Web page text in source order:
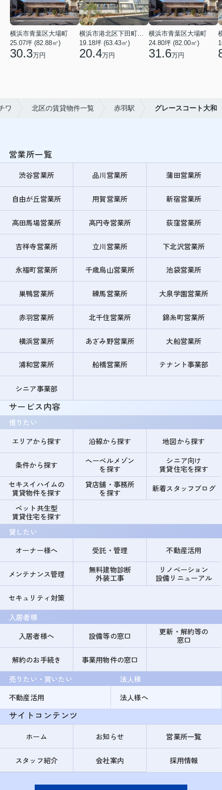
横浜市青葉区大場町
25.07坪 (82.88㎡)
30.3万円
19.18坪 (63.43㎡)
20.4万円
横浜市青葉区大場町
24.80坪 (82.00㎡)
31.6万円
ワ 北区の賃貸物件一覧 赤羽駅 グレースコート大和
営業所一覧
渋谷営業所 品川営業所 蒲田営業所
自由が丘営業所 用賀営業所 新宿営業所
高田馬場営業所 高円寺営業所 荻窪営業所
吉祥寺営業所 立川営業所 下北沢営業所
永福町営業所 千歳烏山営業所 池袋営業所
巣鴨営業所 練馬営業所 大泉学園営業所
赤羽営業所 北千住営業所 錦糸町営業所
横浜営業所 あざみ野営業所 大船営業所
浦和営業所 船橋営業所 テナント事業部
シニア事業部
サービス内容
借りたい
エリアから探す
沿線から探す 地図から探す
条件から探す
ヘーベルメゾン
を探す
シニア向け
賃貸住宅を探す
セキスイハイムの
賃貸物件を探す
貸店舗・事務所
を探す
新着スタッフブログ
ペット共生型
賃貸住宅を探す
貸したい
オーナー様へ
受託・管理 不動産活用
メンテナンス管理
無料建物診断
外装工事
リノベーション
設備リニューアル
セキュリティ対策
入居者様
入居者様へ
設備等の窓口
更新・解約等の
窓口
解約のお手続き
事業用物件の窓口
売りたい・買いたい
不動産活用
法人様
法人様へ
サイトコンテンツ
ホーム お知らせ 営業所一覧
スタッフ紹介 会社案内 採用情報